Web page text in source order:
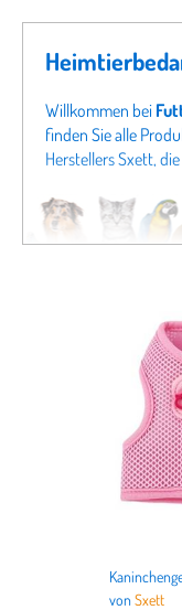
Kleintiere
Nutztiere
Terraristik
Vögel
Preis
Willkommen bei
finden Sie alle
Herstellers Sxett,
Sie auch direkt in
Sxett
oder
nicht nur alles für
,
bis hin
vonSxett